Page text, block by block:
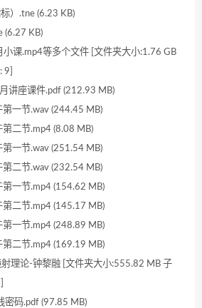
）.tne (6.23 KB)
KB)
课.mp4等多个文件 [文件夹大小:1.76 GB
9]
讲座课件.pdf (212.93 MB)
一节.wav (244.45 MB)
二节.mp4 (8.08 MB)
一节.wav (251.54 MB)
二节.wav (232.54 MB)
一节.mp4 (154.62 MB)
二节.mp4 (145.17 MB)
一节.mp4 (248.89 MB)
二节.mp4 (169.19 MB)
理论-钟黎融 [文件夹大小:555.82 MB 子
码.pdf (97.85 MB)